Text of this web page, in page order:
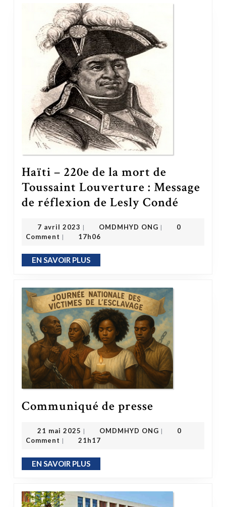
Haïti – 220e de la mort de
Toussaint Louverture : Message
de réflexion de Lesly Condé
7 avril 2023 7 avril 2023
| OMDMHYD ONG |
0
Comment | 17h06
EN SAVOIR PLUSEN SAVOIR PLUS
Communiqué de presse
21 mai 2025 21 mai 2025
| OMDMHYD ONG |
0
Comment | 21h17
EN SAVOIR PLUSEN SAVOIR PLUS